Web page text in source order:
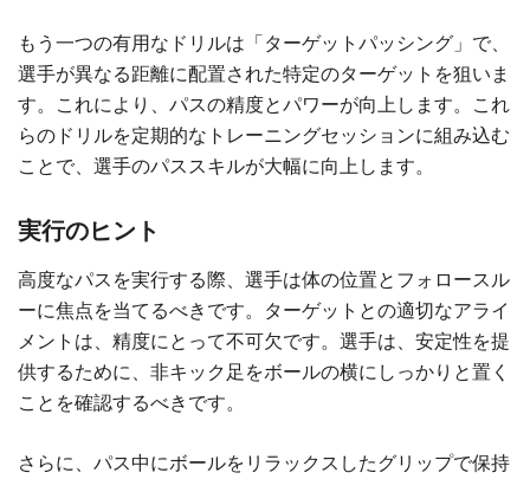
もう一つの有用なドリルは「ターゲットパッシング」で、
選手が異なる距離に配置された特定のターゲットを狙いま
す。これにより、パスの精度とパワーが向上します。これ
らのドリルを定期的なトレーニングセッションに組み込む
ことで、選手のパススキルが大幅に向上します。
実行のヒント
高度なパスを実行する際、選手は体の位置とフォロースル
ーに焦点を当てるべきです。ターゲットとの適切なアライ
メントは、精度にとって不可欠です。選手は、安定性を提
供するために、非キック足をボールの横にしっかりと置く
ことを確認するべきです。
さらに、パス中にボールをリラックスしたグリップで保持